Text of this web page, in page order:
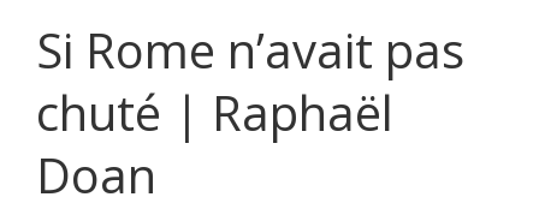
Si Rome n’avait pas
chuté | Raphaël
Doan